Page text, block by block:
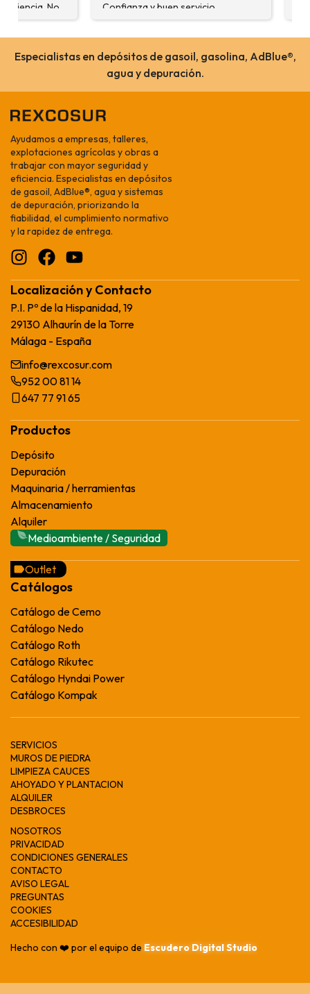
No
que
con
de que
Salvador,
todo￼
he
varios
muy
Confianza y buen servicio.
Especialistas en depósitos de gasoil, gasolina, AdBlue®,
agua y depuración.
Ayudamos a empresas, talleres,
explotaciones agrícolas y obras a
trabajar con mayor seguridad y
eficiencia. Especialistas en depósitos
de gasoil, AdBlue®, agua y sistemas
de depuración, priorizando la
fiabilidad, el cumplimiento normativo
y la rapidez de entrega.
Localización y Contacto
P.I. Pº de la Hispanidad, 19
29130 Alhaurín de la Torre
Málaga - España
info@rexcosur.com
952 00 81 14
647 77 91 65
Productos
Depósito
Depuración
Maquinaria / herramientas
Almacenamiento
Alquiler
Medioambiente / Seguridad
Outlet
Catálogos
Catálogo de Cemo
Catálogo Nedo
Catálogo Roth
Catálogo Rikutec
Catálogo Hyndai Power
Catálogo Kompak
SERVICIOS
MUROS DE PIEDRA
LIMPIEZA CAUCES
AHOYADO Y PLANTACION
ALQUILER
DESBROCES
NOSOTROS
PRIVACIDAD
CONDICIONES GENERALES
CONTACTO
AVISO LEGAL
PREGUNTAS
COOKIES
ACCESIBILIDAD
Hecho con ❤️ por el equipo de Escudero Digital Studio